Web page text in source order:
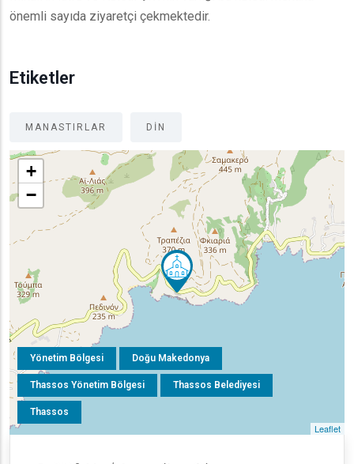
önemli sayıda ziyaretçi çekmektedir.
Etiketler
MANASTIRLAR DIN
Yönetim Bölgesi Doğu Makedonya
Thassos Yönetim Bölgesi Thassos Belediyesi
Thassos
+
−
Leaflet